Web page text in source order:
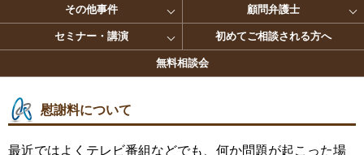
その他事件 顧問弁護士
セミナー・講演 初めてご相談される方へ
無料相談会
慰謝料について
最近ではよくテレビ番組などでも、何か問題が起こった場